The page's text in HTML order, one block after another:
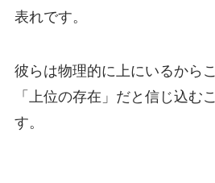
表れです。
彼らは物理的に上にいるから
「上位の存在」だと信じ込む
す。